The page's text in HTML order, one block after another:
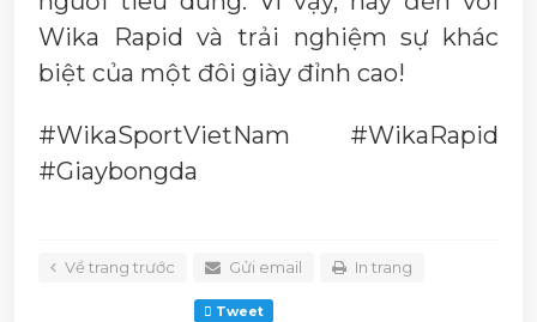
Wika Rapid và trải nghiệm sự khác
biệt của một đôi giày đỉnh cao!
#WikaSportVietNam #WikaRapid
#Giaybongda
Về trang trước Gửi email In trang
Tweet